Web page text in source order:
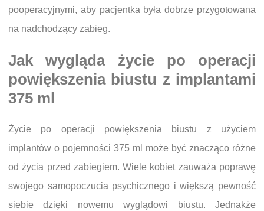
pooperacyjnymi, aby pacjentka była dobrze przygotowana
na nadchodzący zabieg.
Jak wygląda życie po operacji
powiększenia biustu z implantami
375 ml
Życie po operacji powiększenia biustu z użyciem
implantów o pojemności 375 ml może być znacząco różne
od życia przed zabiegiem. Wiele kobiet zauważa poprawę
swojego samopoczucia psychicznego i większą pewność
siebie dzięki nowemu wyglądowi biustu. Jednakże